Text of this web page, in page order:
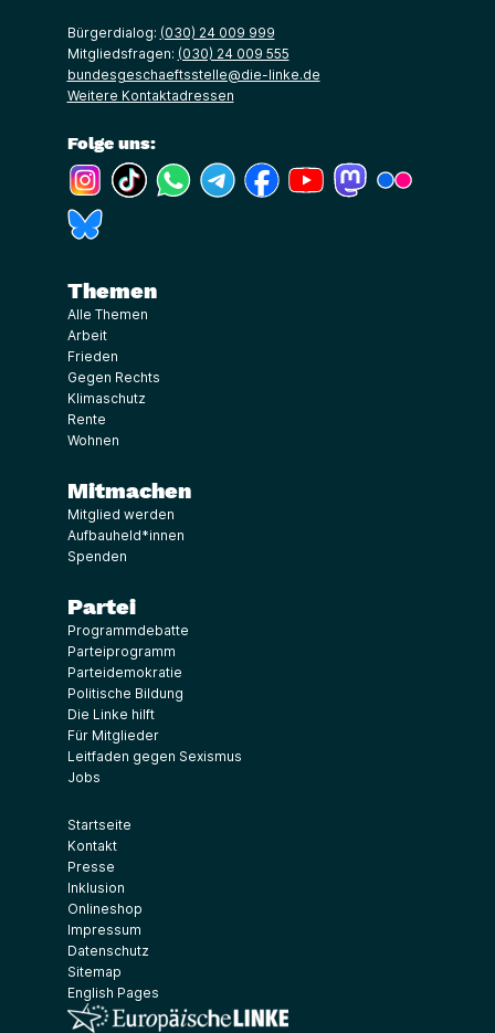
Bürgerdialog: (030) 24 009 999
Mitgliedsfragen: (030) 24 009 555
bundesgeschaeftsstelle@die-linke.de
Weitere Kontaktadressen
Folge uns:
(Link öffnet ein neues Fenster)
(Link öffnet ein neues Fenster)
(Link öffnet ein neues Fenster)
(Link öffnet ein neues Fenster)
(Link öffnet ein neues Fenster)
(Link öffnet ein neues
(Link öffnet ein
Themen
Alle Themen
Arbeit
Frieden
Gegen Rechts
Klimaschutz
Rente
Wohnen
Mitmachen
Mitglied werden
Aufbauheld*innen
Spenden
Partei
Programmdebatte
Parteiprogramm
Parteidemokratie
Politische Bildung
Die Linke hilft
Für Mitglieder
Leitfaden gegen Sexismus
Jobs
Startseite
Kontakt
Presse
Inklusion
Onlineshop
Impressum
Datenschutz
Sitemap
English Pages
(Link öffnet ein neues Fenster)